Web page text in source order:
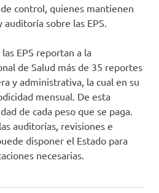
control, quienes mantienen
sobre las EPS.
EPS reportan a la
de Salud más de 35 reportes
y administrativa, la cual en su
mensual. De esta
de cada peso que se paga.
auditorías, revisiones e
disponer el Estado para
necesarias.